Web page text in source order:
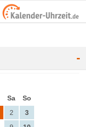
-
Sa
So
2
3